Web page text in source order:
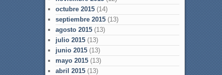
octubre 2015(14)
septiembre 2015(13)
agosto 2015(13)
julio 2015(13)
junio 2015(13)
mayo 2015(13)
abril 2015(13)